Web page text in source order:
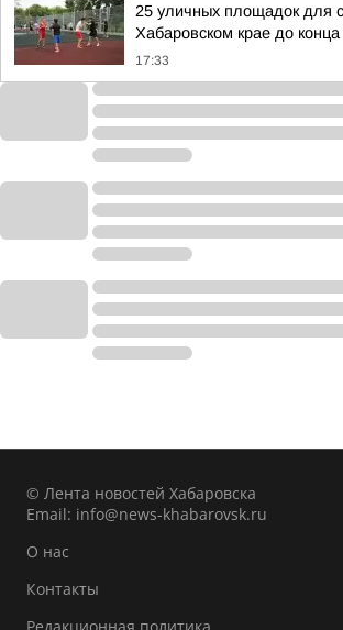
25 уличных площадок для
Хабаровском крае до конца
17:33
© Лента новостей Хабаровска
Email: info@news-khabarovsk.ru
О нас
Контакты